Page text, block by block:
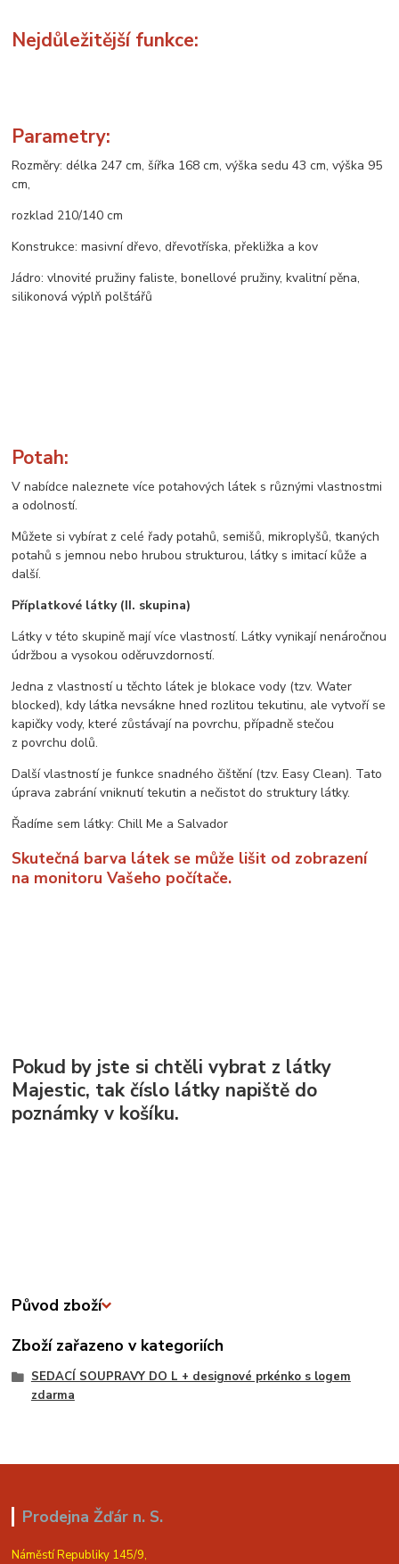
Nejdůležitější funkce:
Parametry:
Rozměry: délka 247 cm, šířka 168 cm, výška sedu 43 cm, výška 95
cm,
rozklad 210/140 cm
Konstrukce: masivní dřevo, dřevotříska, překližka a kov
Jádro: vlnovité pružiny faliste, bonellové pružiny, kvalitní pěna,
silikonová výplň polštářů
Potah:
V nabídce naleznete více potahových látek s různými vlastnostmi
a odolností.
Můžete si vybírat z celé řady potahů, semišů, mikroplyšů, tkaných
potahů s jemnou nebo hrubou strukturou, látky s imitací kůže a
další.
Příplatkové látky (II. skupina)
Látky v této skupině mají více vlastností. Látky vynikají nenáročnou
údržbou a vysokou oděruvzdorností.
Jedna z vlastností u těchto látek je blokace vody (tzv. Water
blocked), kdy látka nevsákne hned rozlitou tekutinu, ale vytvoří se
kapičky vody, které zůstávají na povrchu, případně stečou
z povrchu dolů.
Další vlastností je funkce snadného čištění (tzv. Easy Clean). Tato
úprava zabrání vniknutí tekutin a nečistot do struktury látky.
Řadíme sem látky: Chill Me a Salvador
Skutečná barva látek se může lišit od zobrazení
na monitoru Vašeho počítače.
Pokud by jste si chtěli vybrat z látky
Majestic, tak číslo látky napiště do
poznámky v košíku.
Původ zboží
Zboží zařazeno v kategoriích
SEDACÍ SOUPRAVY DO L + designové prkénko s logem
zdarma
Prodejna Žďár n. S.
Náměstí Republiky 145/9,